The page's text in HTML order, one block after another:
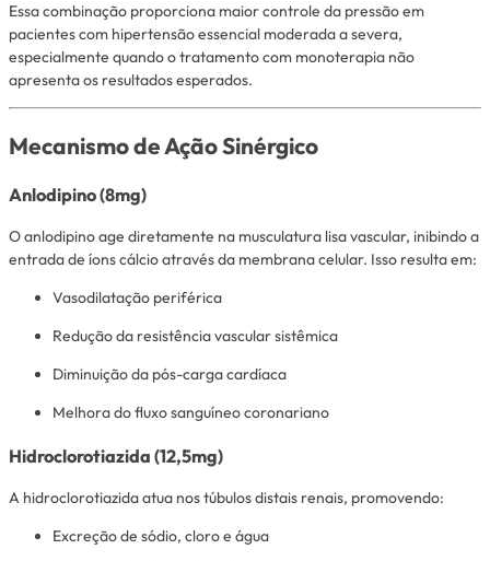
Essa combinação proporciona maior controle da pressão em
pacientes com hipertensão essencial moderada a severa,
especialmente quando o tratamento com monoterapia não
apresenta os resultados esperados.
Mecanismo de Ação Sinérgico
Anlodipino (8mg)
O anlodipino age diretamente na musculatura lisa vascular, inibindo a
entrada de íons cálcio através da membrana celular. Isso resulta em:
Vasodilatação periférica
Redução da resistência vascular sistêmica
Diminuição da pós-carga cardíaca
Melhora do fluxo sanguíneo coronariano
Hidroclorotiazida (12,5mg)
A hidroclorotiazida atua nos túbulos distais renais, promovendo:
Excreção de sódio, cloro e água